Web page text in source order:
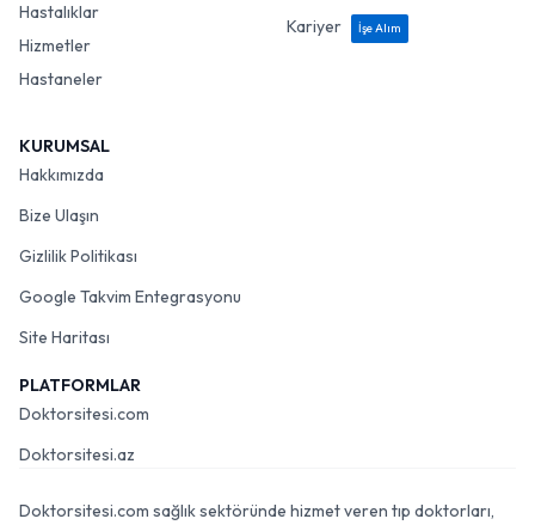
Hastalıklar
Hizmetler
Hastaneler
Kariyer
İşe Alım
KURUMSAL
Hakkımızda
Bize Ulaşın
Gizlilik Politikası
Google Takvim Entegrasyonu
Site Haritası
PLATFORMLAR
Doktorsitesi.com
Doktorsitesi.az
Doktorsitesi.com sağlık sektöründe hizmet veren tıp doktorları,